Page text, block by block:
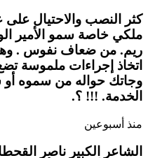
كثر النصب والاحتيال
ملكي خاصة سمو الأمير
ريم. من ضعاف نفوس .
اتخاذ إجراءات ملموسة
وجاتك حواله من سموه أو
الخدمة. !!! ؟.
منذ أسبوعين
الشاعر الكبير ناصر